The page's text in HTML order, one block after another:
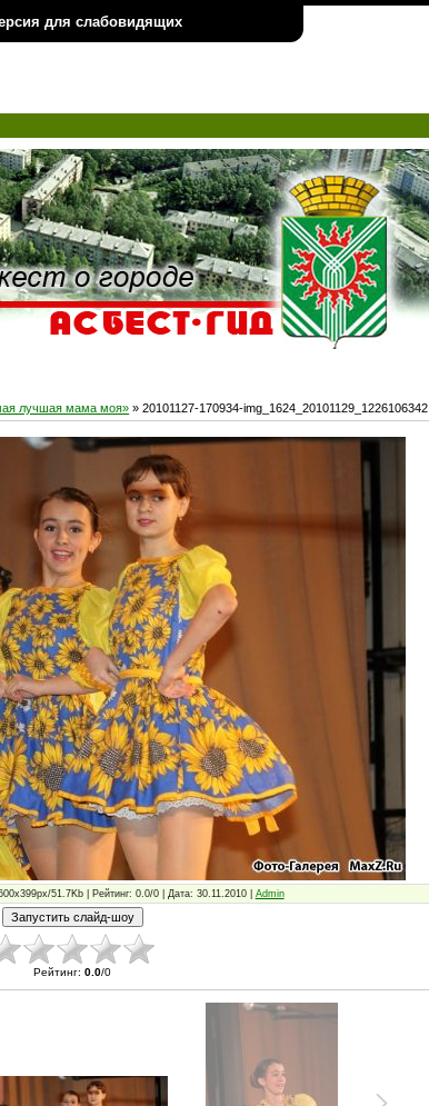
для слабовидящих
лучшая мама моя» » 20101127-170934-img_1624_20101129_1226106342
51.7Kb | Рейтинг: 0.0/0 | Дата: 30.11.2010 | Admin
Рейтинг: 0.0/0